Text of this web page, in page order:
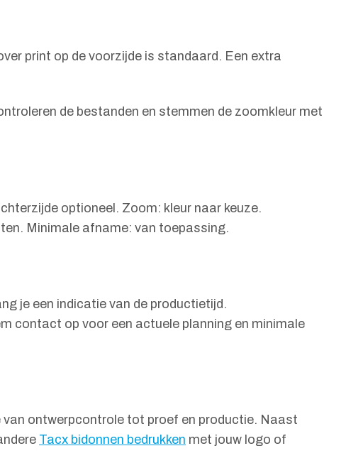
print op de voorzijde is standaard. Een extra
de bestanden en stemmen de zoomkleur met
optioneel. Zoom: kleur naar keuze.
Minimale afname: van toepassing.
je een indicatie van de productietijd.
contact op voor een actuele planning en minimale
ontwerpcontrole tot proef en productie. Naast
Tacx bidonnen bedrukken met jouw logo of